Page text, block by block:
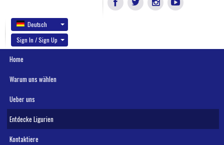
Deutsch
Sign In / Sign Up
Home
Warum uns wählen
Ueber uns
Entdecke Ligurien
Kontaktiere